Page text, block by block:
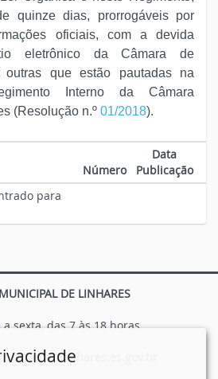
quinze dias, prorrogáveis por
oficiais, com a devida
eletrônico da Câmara de
outras que estão pautadas na
Interno da Câmara
(Resolução n.º 01/2018).
Número
Data
Publicação
para
DE LINHARES
sexta, das 7 às 18 horas.